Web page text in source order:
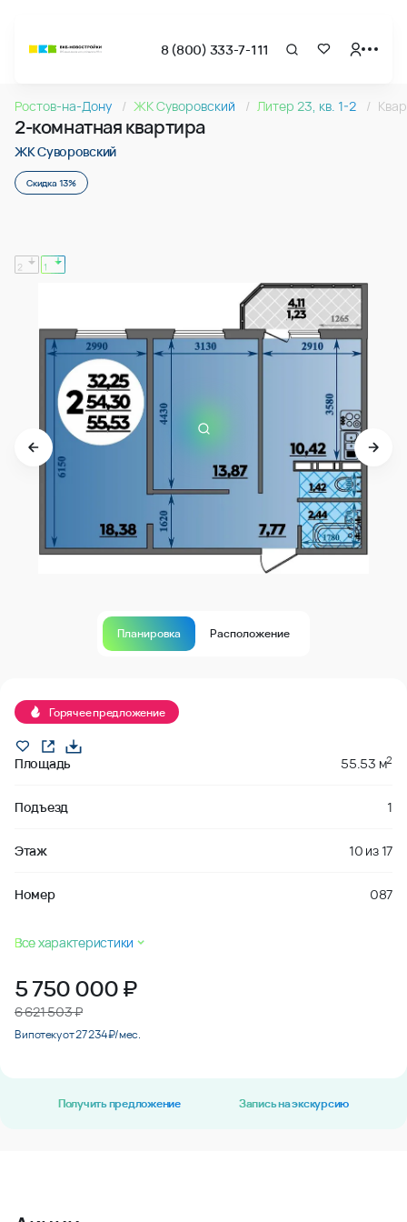
8 (800) 333-7-111
Квартира № 087 в ЖК Суворовский : подъезд 1, этаж 10,
2-комнатная квартира 55.53м2 в ЖК Суворовский,
2-комнатная квартира 55.53м2 в ЖК Суворовский,
Ростов-на-Дону ЖК Суворовский Литер 23, кв. 1-2
2-комнатная квартира
ЖК Суворовский
Скидка 13%
Планировка Расположение
Горячее предложение
Площадь 55.53 м2
Подъезд 1
Этаж 10 из17
Номер 087
Все характеристики
5 750 000₽
6 621 503 ₽
В ипотеку от 27 234 ₽/мес.
Получить предложение Запись на экскурсию